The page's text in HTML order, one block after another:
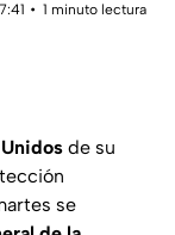
1 minuto lectura
de su
se